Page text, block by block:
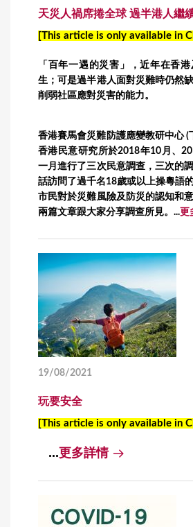
天災人禍席捲全球 過半港人繼
[This article is only available in
「百年一遇的災害」，近年在香
生；可是過半港人面對災難時仍然
削弱社區應對災害的能力。
香港賽馬會災難防護應變教研中心 (
香港民意研究所於2018年10月、
一月進行了三次民意調查，三次的
話訪問了過千名18歲或以上操粵語
市民對於災難風險及防災的認知和
兩篇文章跟大家分享調查所見。...更
19/08/2021
玩要安全
[This article is only available in
...更多詳情